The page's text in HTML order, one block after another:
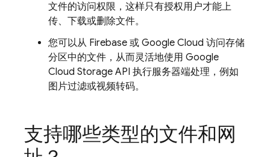
文件的访问权限，这样只有授权用户才能上
传、下载或删除文件。
您可以从 Firebase 或 Google Cloud 访问存储
分区中的文件，从而灵活地使用 Google
Cloud Storage API 执行服务器端处理，例如
图片过滤或视频转码。
支持哪些类型的文件和网